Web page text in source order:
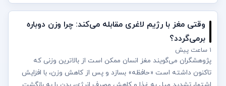
وقتی مغز با رژیم لاغری مقابله می‌کند: چرا وزن دوباره
برمی‌گردد؟
۱ ساعت پیش
پژوهشگران می‌گویند مغز انسان ممکن است از بالاترین وزنی که
تاکنون داشته است «حافظه» بسازد و پس از کاهش وزن، با افزایش